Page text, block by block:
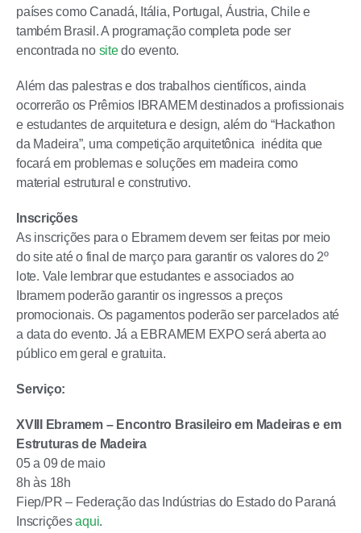
países como Canadá, Itália, Portugal, Áustria, Chile e
também Brasil. A programação completa pode ser
encontrada no sitedo evento.
Além das palestras e dos trabalhos científicos, ainda
ocorrerão os Prêmios IBRAMEM destinados a profissionais
e estudantes de arquitetura e design, além do “Hackathon
da Madeira”, uma competição arquitetônica inédita que
focará em problemas e soluções em madeira como
material estrutural e construtivo.
Inscrições
As inscrições para o Ebramem devem ser feitas por meio
do site até o final de março para garantir os valores do 2º
lote. Vale lembrar que estudantes e associados ao
Ibramem poderão garantir os ingressos a preços
promocionais. Os pagamentos poderão ser parcelados até
a data do evento. Já a EBRAMEM EXPO será aberta ao
público em geral e gratuita.
Serviço:
XVIII Ebramem – Encontro Brasileiro em Madeiras e em
Estruturas de Madeira
05 a 09 de maio
8h às 18h
Fiep/PR – Federação das Indústrias do Estado do Paraná
Inscriçõesaqui.